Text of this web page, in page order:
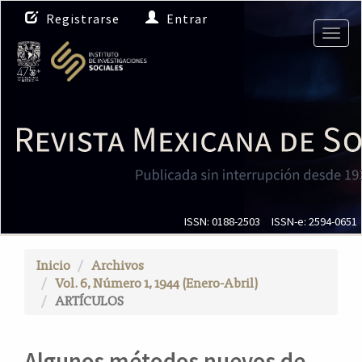
N
a
v
e
g
i
ó
n
c
Registrarse Entrar
ISSN: 0188-2503 ISSN-e: 2594-0651
Inicio
Archivos
Vol. 6, Número 1, 1944 (Enero-Abril)
ARTÍCULOS